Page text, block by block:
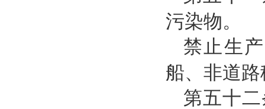
污染物。
禁止生
船、非道
第五十